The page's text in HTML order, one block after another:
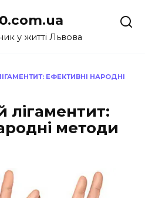
у житті Львова
ЕФЕКТИВНІ НАРОДНІ
лігаментит:
методи